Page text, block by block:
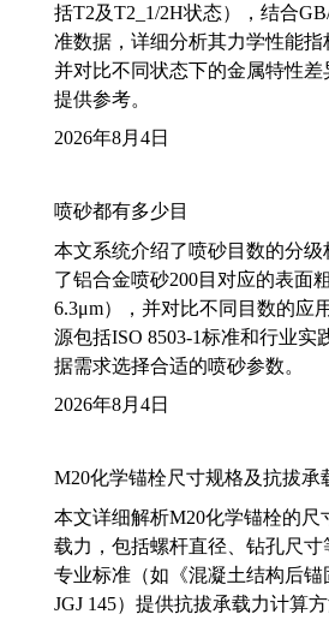
括T2及T2_1/2H状态），结合
准数据，详细分析其力学性能指
并对比不同状态下的金属特性
提供参考。
2026年8月4日
喷砂都有多少目
本文系统介绍了喷砂目数的分
了铝合金喷砂200目对应的表面
6.3μm），并对比不同目数的应
源包括ISO 8503-1标准和行业实
据需求选择合适的喷砂参数。
2026年8月4日
M20化学锚栓尺寸规格及抗拔承
本文详细解析M20化学锚栓的尺
载力，包括螺杆直径、钻孔尺
专业标准（如《混凝土结构后锚
JGJ 145）提供抗拔承载力计算